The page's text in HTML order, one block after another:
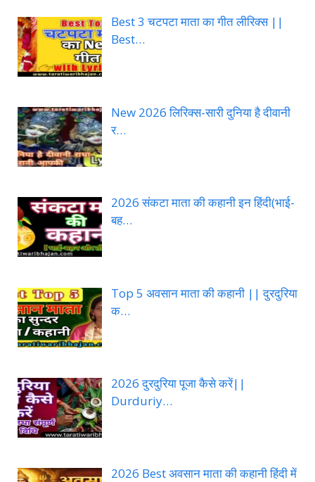
Best 3 चटपटा माता का गीत लीरिक्स ||
Best…
New 2026 लिरिक्स-सारी दुनिया है दीवानी
र…
2026 संकटा माता की कहानी इन हिंदी(भाई-
बह…
Top 5 अवसान माता की कहानी || दुरदुरिया
क…
2026 दुरदुरिया पूजा कैसे करें||
Durduriy…
2026 Best अवसान माता की कहानी हिंदी में